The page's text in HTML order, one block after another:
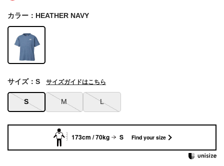
カラー：HEATHER NAVY
S M L
サイズ：S サイズガイドはこちら
173cm / 70kg S Find your size